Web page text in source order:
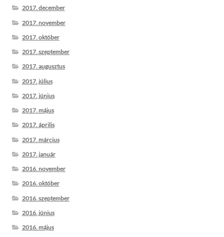
2017. december
2017. november
2017. október
2017. szeptember
2017. augusztus
2017. július
2017. június
2017. május
2017. április
2017. március
2017. január
2016. november
2016. október
2016. szeptember
2016. június
2016. május